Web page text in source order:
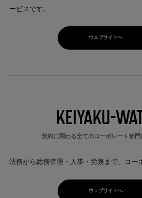
ービスです。
ウェブサイトへ
ウェブサイトへ
契約に関わる全てのコーポレート部
法務から総務管理・人事・労務まで、コー
ウェブサイトへ